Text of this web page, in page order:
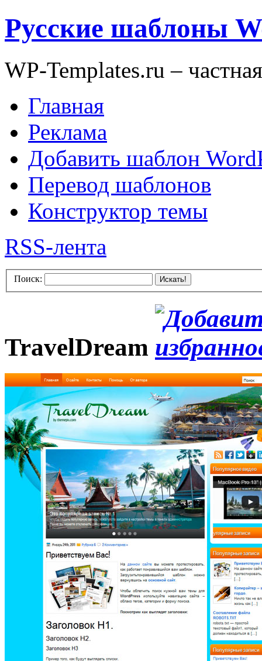
Русские шаблоны
WP-Templates.ru –
Главная
Реклама
Добавить шаблон
Перевод шаблонов
Конструктор темы
RSS-лента
Поиск: Искать!
TravelDream